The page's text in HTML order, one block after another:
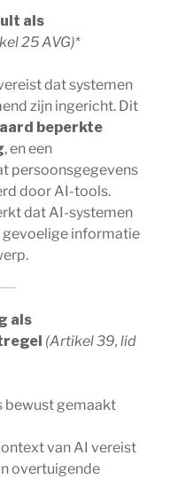
als
25 AVG)*
dat systemen
zijn ingericht. Dit
beperkte
, en een
persoonsgegevens
door AI-tools.
dat AI-systemen
informatie
als
(Artikel 39, lid
bewust gemaakt
van AI vereist
overtuigende